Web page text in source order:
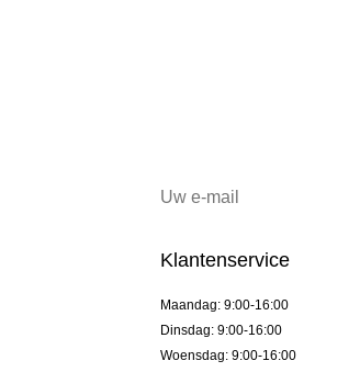
Klantenservice
Maandag: 9:00-16:00
Dinsdag: 9:00-16:00
Woensdag: 9:00-16:00